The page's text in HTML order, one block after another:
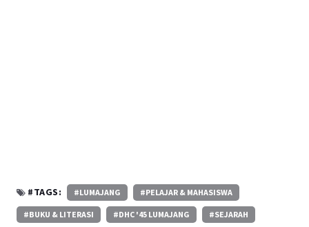
#TAGS: #LUMAJANG #PELAJAR & MAHASISWA
#BUKU & LITERASI #DHC '45 LUMAJANG #SEJARAH